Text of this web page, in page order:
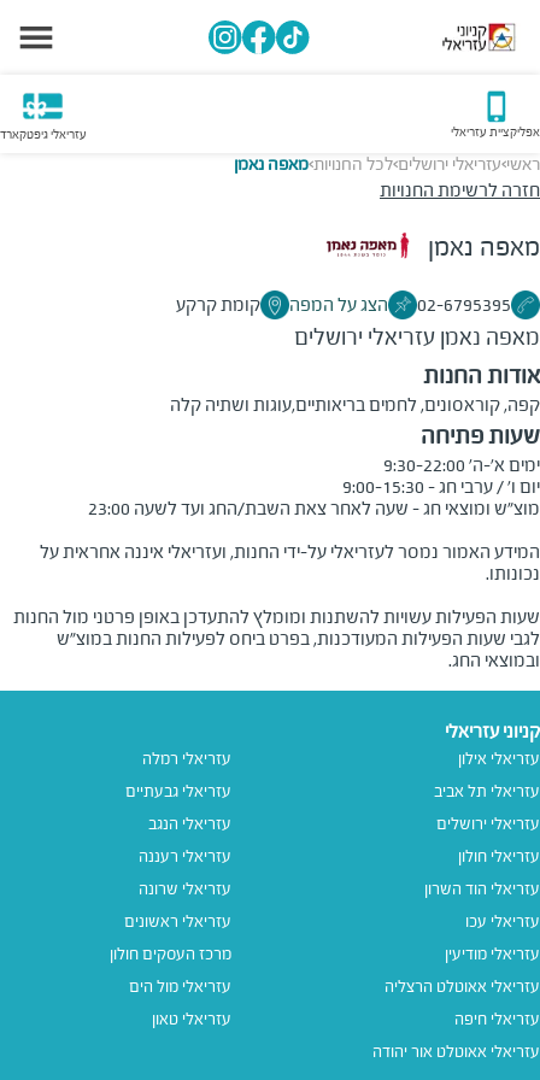
אפליקציית עזריאלי עזריאלי גיפטקארד
ראשי>עזריאלי ירושלים>לכל החנויות>מאפה נאמן
חזרה לרשימת החנויות
מאפה נאמן
02-6795395 הצג על המפה קומת קרקע
מאפה נאמן עזריאלי ירושלים
אודות החנות
קפה, קוראסונים, לחמים בריאותיים,עוגות ושתיה קלה
שעות פתיחה
המידע האמור נמסר לעזריאלי על-ידי החנות, ועזריאלי איננה אחראית על
שעות הפעילות עשויות להשתנות ומומלץ להתעדכן באופן פרטני מול החנות
לגבי שעות הפעילות המעודכנות, בפרט ביחס לפעילות החנות במוצ"ש
ובמוצאי החג.
קניוני עזריאלי
עזריאלי אילון
עזריאלי תל אביב
עזריאלי ירושלים
עזריאלי חולון
עזריאלי הוד השרון
עזריאלי עכו
עזריאלי מודיעין
עזריאלי אאוטלט הרצליה
עזריאלי חיפה
עזריאלי אאוטלט אור יהודה
עזריאלי רמלה
עזריאלי גבעתיים
עזריאלי הנגב
עזריאלי רעננה
עזריאלי שרונה
עזריאלי ראשונים
מרכז העסקים חולון
עזריאלי מול הים
עזריאלי טאון